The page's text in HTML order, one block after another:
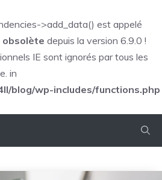
>add_data() est appelé
obsolète depuis la version 6.9.0 !
IE sont ignorés par tous les
in
blog/wp-includes/functions.php